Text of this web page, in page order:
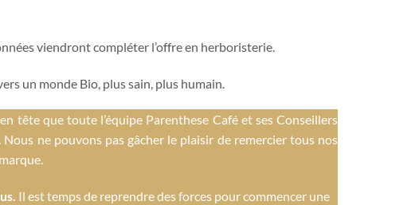
viendront compléter l’offre en herboristerie.
un monde Bio, plus sain, plus humain.
tête que toute l’équipe Parenthese Café et ses Conseillers
Nous ne pouvons pas gâcher le plaisir de remercier tous nos
Il est temps de reprendre des forces pour commencer une